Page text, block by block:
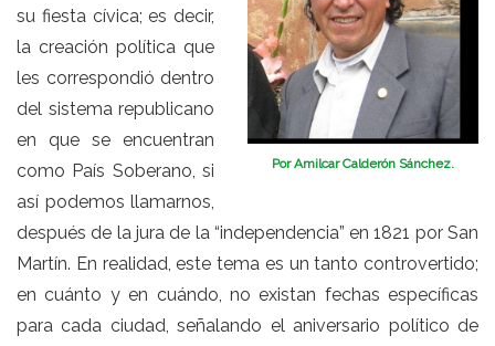
Por Amilcar Calderón Sánchez.
su fiesta cívica; es decir,
la creación política que
les correspondió dentro
del sistema republicano
en que se encuentran
como País Soberano, si
así podemos llamarnos,
después de la jura de la “independencia” en 1821 por San
Martín. En realidad, este tema es un tanto controvertido;
en cuánto y en cuándo, no existan fechas específicas
para cada ciudad, señalando el aniversario político de